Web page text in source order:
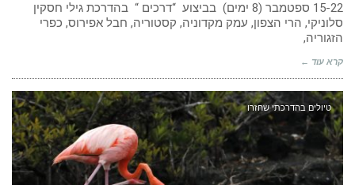
15-22 ספטמבר (8 ימים) בביצוע “דרכים “ בהדרכת גילי חסקין
סלוניקי, הרי הצפון, עמק מקדוניה, קסטוריה, חבל אפירוס, כפרי
הזגוריה,
קרא עוד ←
טיולים בהדרכתי שחזרו